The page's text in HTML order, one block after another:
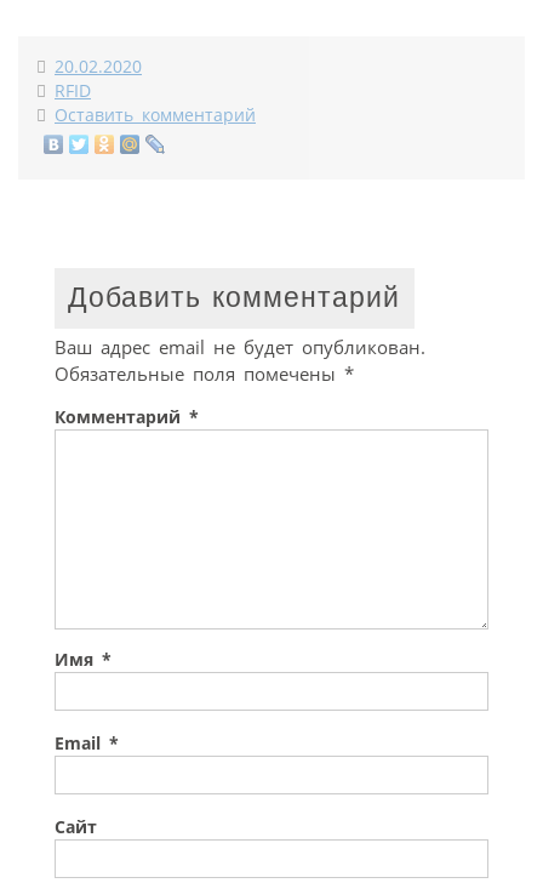
20.02.2020
RFID
Оставить комментарий
Добавить комментарий
Ваш адрес email не будет опубликован.
Обязательные поля помечены *
Комментарий *
Имя *
Email *
Сайт